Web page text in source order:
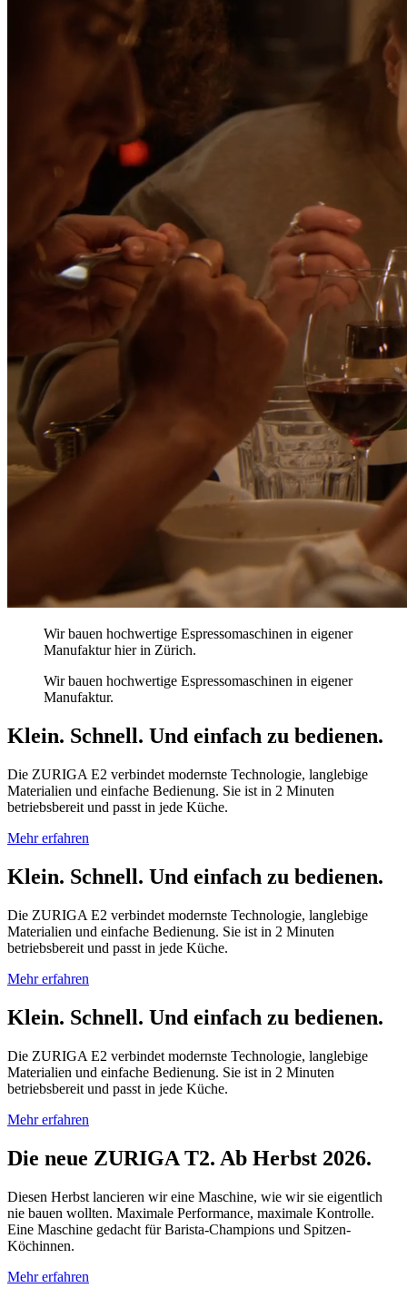
Wir bauen hochwertige Espressomaschinen in eigener
Manufaktur hier in Zürich.
Wir bauen hochwertige Espressomaschinen in eigener
Manufaktur.
Klein. Schnell. Und einfach zu bedienen.
Die ZURIGA E2 verbindet modernste Technologie, langlebige
Materialien und einfache Bedienung. Sie ist in 2 Minuten
betriebsbereit und passt in jede Küche.
Mehr erfahren
Klein. Schnell. Und einfach zu bedienen.
Die ZURIGA E2 verbindet modernste Technologie, langlebige
Materialien und einfache Bedienung. Sie ist in 2 Minuten
betriebsbereit und passt in jede Küche.
Mehr erfahren
Klein. Schnell. Und einfach zu bedienen.
Die ZURIGA E2 verbindet modernste Technologie, langlebige
Materialien und einfache Bedienung. Sie ist in 2 Minuten
betriebsbereit und passt in jede Küche.
Mehr erfahren
Die neue ZURIGA T2. Ab Herbst 2026.
Diesen Herbst lancieren wir eine Maschine, wie wir sie eigentlich
nie bauen wollten. Maximale Performance, maximale Kontrolle.
Eine Maschine gedacht für Barista-Champions und Spitzen-
Köchinnen.
Mehr erfahren